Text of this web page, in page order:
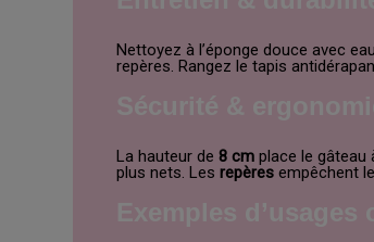
Nettoyez à l’éponge douce avec
repères. Rangez le tapis
La hauteur de8 cm place le gâteau
plus nets. Lesrepères empêchent